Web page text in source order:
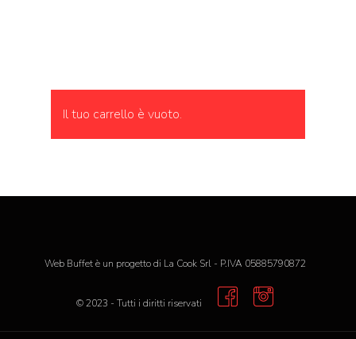
Il tuo carrello è vuoto.
Web Buffet è un progetto di La Cook Srl - P.IVA 05885790872
© 2023 - Tutti i diritti riservati